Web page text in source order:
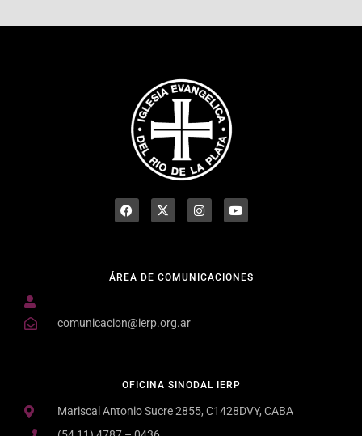
OFICINA SINODAL IERP
Mariscal Antonio Sucre 2855, C1428DVY, CABA
ÁREA DE COMUNICACIONES
comunicacion@ierp.org.ar